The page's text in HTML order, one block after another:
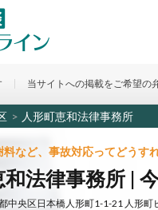
当サイトへの掲載をご希望の
> 人形町恵和法律事務所
料など、事故対応ってどう
和法律事務所 |
中央区日本橋人形町1-1-21 人形町